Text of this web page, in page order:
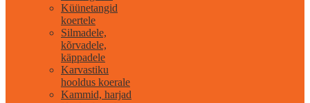
Küünetangid
koertele
Silmadele,
kõrvadele,
käppadele
Karvastiku
hooldus koerale
Kammid, harjad